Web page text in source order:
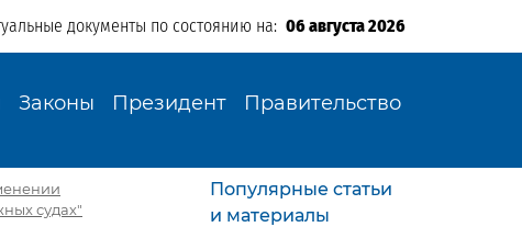
документы по состоянию на: 06 августа 2026
Законы Президент Правительство
судах"
Популярные статьи
и материалы